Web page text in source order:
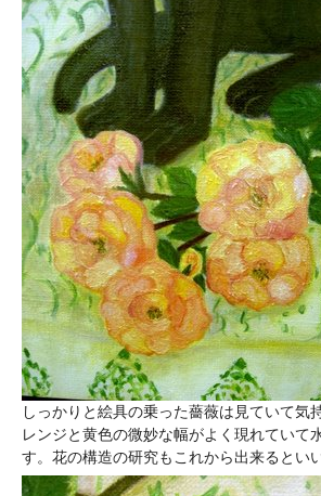
しっかりと絵具の乗った薔薇は見ていて気
レンジと黄色の微妙な幅がよく現れていて
す。花の構造の研究もこれから出来るとい